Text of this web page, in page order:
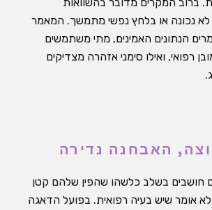
לא נכונה או בלחץ נפשי מתמשך. המאמר
הנתונים האמינים, מתי משתמשים
רפואי, ואילו סימני אזהרה מצדיקים
האבחנה נדירה
חושבים בשלב כלשהו שהפין שלהם קטן
לא אומר שיש בעיה רפואית. בפועל הדאגה